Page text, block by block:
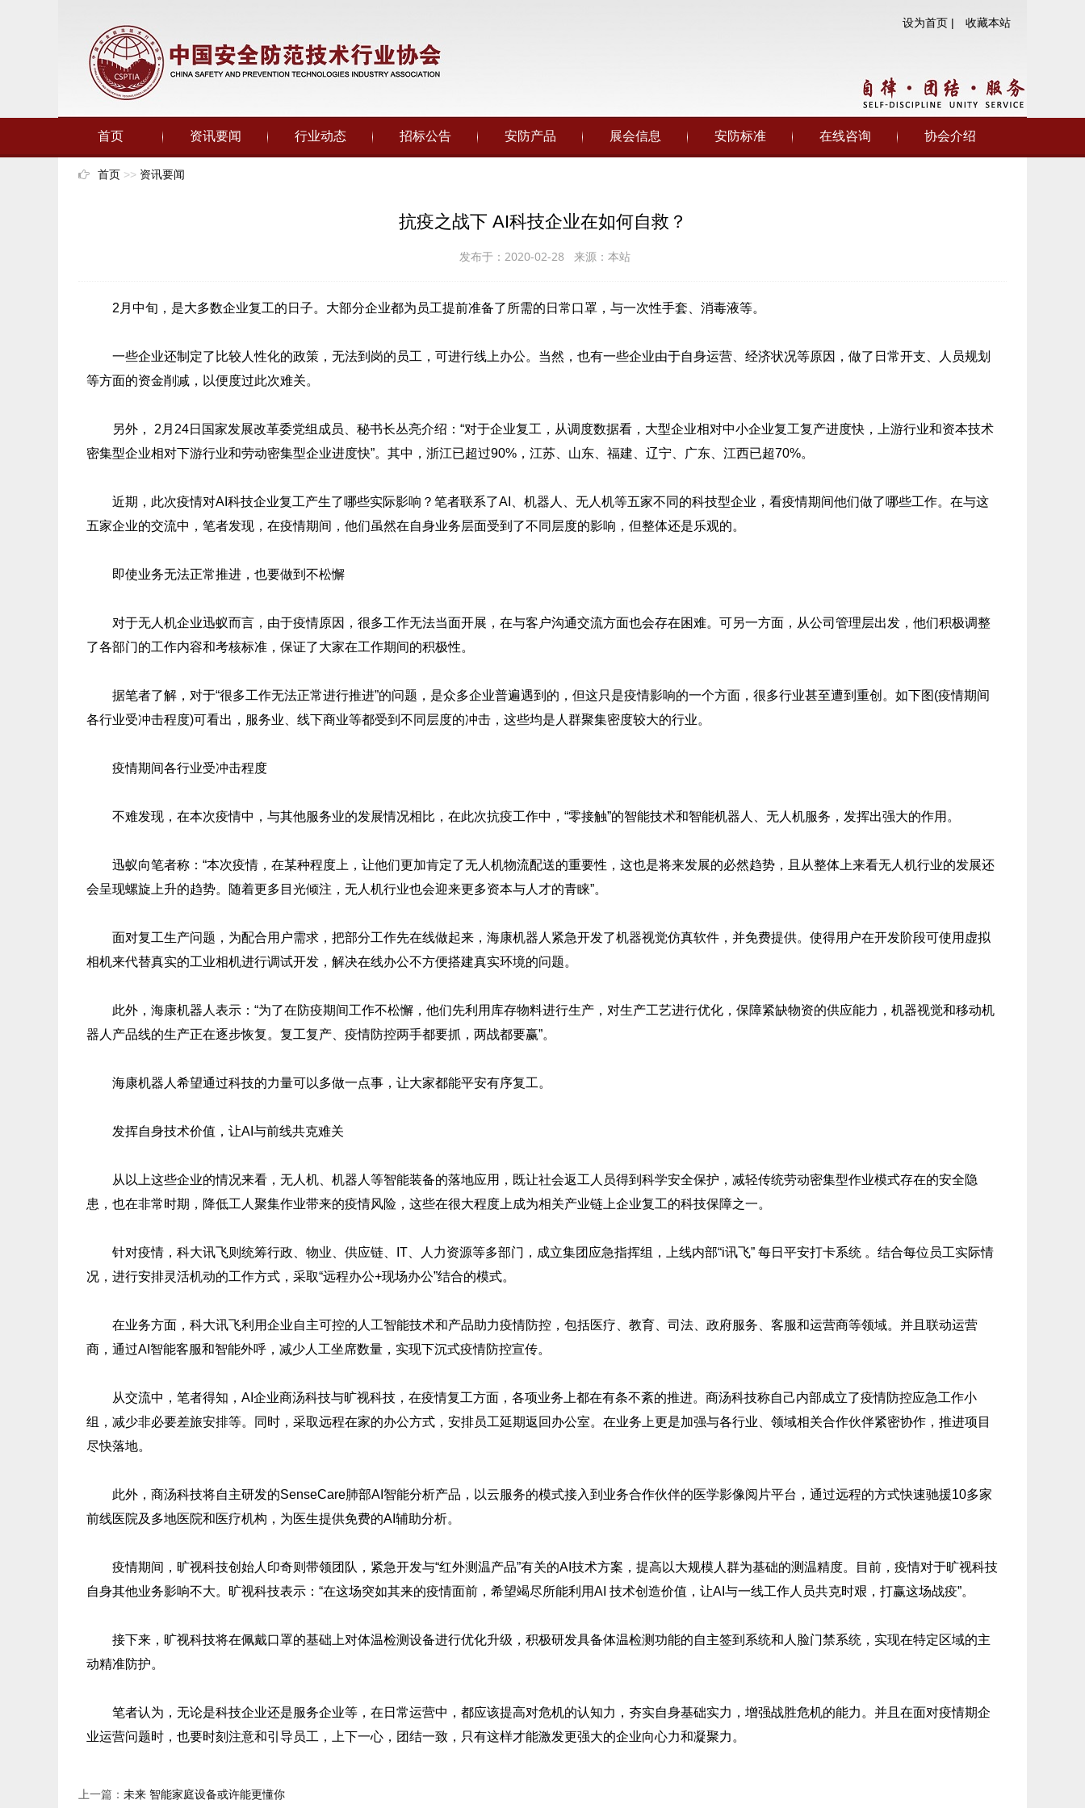
设为首页 | 收藏本站
首页 资讯要闻 行业动态 招标公告 安防产品 展会信息 安防标准 在线咨询 协会介绍
首页 >> 资讯要闻
抗疫之战下 AI科技企业在如何自救？
发布于：2020-02-28 来源：本站
2月中旬，是大多数企业复工的日子。大部分企业都为员工提前准备了所需的日常口罩，与一次性手套、消毒液等。
一些企业还制定了比较人性化的政策，无法到岗的员工，可进行线上办公。当然，也有一些企业由于自身运营、经济状况等原因，做了日常开支、人员规划
等方面的资金削减，以便度过此次难关。
另外， 2月24日国家发展改革委党组成员、秘书长丛亮介绍：“对于企业复工，从调度数据看，大型企业相对中小企业复工复产进度快，上游行业和资本技术
密集型企业相对下游行业和劳动密集型企业进度快”。其中，浙江已超过90%，江苏、山东、福建、辽宁、广东、江西已超70%。
近期，此次疫情对AI科技企业复工产生了哪些实际影响？笔者联系了AI、机器人、无人机等五家不同的科技型企业，看疫情期间他们做了哪些工作。在与这
五家企业的交流中，笔者发现，在疫情期间，他们虽然在自身业务层面受到了不同层度的影响，但整体还是乐观的。
即使业务无法正常推进，也要做到不松懈
对于无人机企业迅蚁而言，由于疫情原因，很多工作无法当面开展，在与客户沟通交流方面也会存在困难。可另一方面，从公司管理层出发，他们积极调整
了各部门的工作内容和考核标准，保证了大家在工作期间的积极性。
据笔者了解，对于“很多工作无法正常进行推进”的问题，是众多企业普遍遇到的，但这只是疫情影响的一个方面，很多行业甚至遭到重创。如下图(疫情期间
各行业受冲击程度)可看出，服务业、线下商业等都受到不同层度的冲击，这些均是人群聚集密度较大的行业。
疫情期间各行业受冲击程度
不难发现，在本次疫情中，与其他服务业的发展情况相比，在此次抗疫工作中，“零接触”的智能技术和智能机器人、无人机服务，发挥出强大的作用。
迅蚁向笔者称：“本次疫情，在某种程度上，让他们更加肯定了无人机物流配送的重要性，这也是将来发展的必然趋势，且从整体上来看无人机行业的发展还
会呈现螺旋上升的趋势。随着更多目光倾注，无人机行业也会迎来更多资本与人才的青睐”。
面对复工生产问题，为配合用户需求，把部分工作先在线做起来，海康机器人紧急开发了机器视觉仿真软件，并免费提供。使得用户在开发阶段可使用虚拟
相机来代替真实的工业相机进行调试开发，解决在线办公不方便搭建真实环境的问题。
此外，海康机器人表示：“为了在防疫期间工作不松懈，他们先利用库存物料进行生产，对生产工艺进行优化，保障紧缺物资的供应能力，机器视觉和移动机
器人产品线的生产正在逐步恢复。复工复产、疫情防控两手都要抓，两战都要赢”。
海康机器人希望通过科技的力量可以多做一点事，让大家都能平安有序复工。
发挥自身技术价值，让AI与前线共克难关
从以上这些企业的情况来看，无人机、机器人等智能装备的落地应用，既让社会返工人员得到科学安全保护，减轻传统劳动密集型作业模式存在的安全隐
患，也在非常时期，降低工人聚集作业带来的疫情风险，这些在很大程度上成为相关产业链上企业复工的科技保障之一。
针对疫情，科大讯飞则统筹行政、物业、供应链、IT、人力资源等多部门，成立集团应急指挥组，上线内部“i讯飞” 每日平安打卡系统 。结合每位员工实际情
况，进行安排灵活机动的工作方式，采取“远程办公+现场办公”结合的模式。
在业务方面，科大讯飞利用企业自主可控的人工智能技术和产品助力疫情防控，包括医疗、教育、司法、政府服务、客服和运营商等领域。并且联动运营
商，通过AI智能客服和智能外呼，减少人工坐席数量，实现下沉式疫情防控宣传。
从交流中，笔者得知，AI企业商汤科技与旷视科技，在疫情复工方面，各项业务上都在有条不紊的推进。商汤科技称自己内部成立了疫情防控应急工作小
组，减少非必要差旅安排等。同时，采取远程在家的办公方式，安排员工延期返回办公室。在业务上更是加强与各行业、领域相关合作伙伴紧密协作，推进项目
尽快落地。
此外，商汤科技将自主研发的SenseCare肺部AI智能分析产品，以云服务的模式接入到业务合作伙伴的医学影像阅片平台，通过远程的方式快速驰援10多家
前线医院及多地医院和医疗机构，为医生提供免费的AI辅助分析。
疫情期间，旷视科技创始人印奇则带领团队，紧急开发与“红外测温产品”有关的AI技术方案，提高以大规模人群为基础的测温精度。目前，疫情对于旷视科技
自身其他业务影响不大。旷视科技表示：“在这场突如其来的疫情面前，希望竭尽所能利用AI 技术创造价值，让AI与一线工作人员共克时艰，打赢这场战疫”。
接下来，旷视科技将在佩戴口罩的基础上对体温检测设备进行优化升级，积极研发具备体温检测功能的自主签到系统和人脸门禁系统，实现在特定区域的主
动精准防护。
笔者认为，无论是科技企业还是服务企业等，在日常运营中，都应该提高对危机的认知力，夯实自身基础实力，增强战胜危机的能力。并且在面对疫情期企
业运营问题时，也要时刻注意和引导员工，上下一心，团结一致，只有这样才能激发更强大的企业向心力和凝聚力。
上一篇： 未来 智能家庭设备或许能更懂你